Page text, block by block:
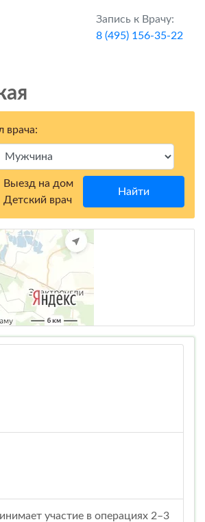
Запись к Врачу:
8 (495) 156-35-22
врача:
Выезд на дом
Детский врач
Найти
участие в операциях 2–3